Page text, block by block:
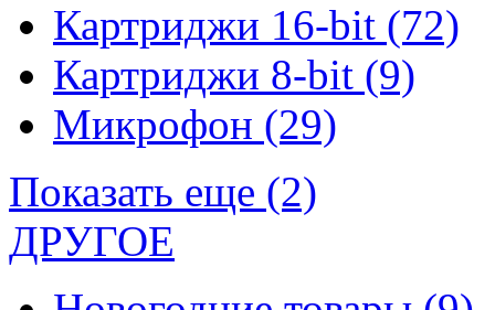
Картриджи 16-bit (72)
Картриджи 8-bit (9)
Микрофон (29)
Показать еще (2)
ДРУГОЕ